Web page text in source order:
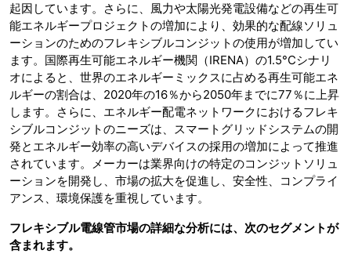
起因しています。さらに、風力や太陽光発電設備などの再生可
能エネルギープロジェクトの増加により、効果的な配線ソリュ
ーションのためのフレキシブルコンジットの使用が増加してい
ます。国際再生可能エネルギー機関（IRENA）の1.5°Cシナリ
オによると、世界のエネルギーミックスに占める再生可能エネ
ルギーの割合は、2020年の16％から2050年までに77％に上昇
します。さらに、エネルギー配電ネットワークにおけるフレキ
シブルコンジットのニーズは、スマートグリッドシステムの開
発とエネルギー効率の高いデバイスの採用の増加によって推進
されています。メーカーは業界向けの特定のコンジットソリュ
ーションを開発し、市場の拡大を促進し、安全性、コンプライ
アンス、環境保護を重視しています。
フレキシブル電線管市場の詳細な分析には、次のセグメントが
含まれます。